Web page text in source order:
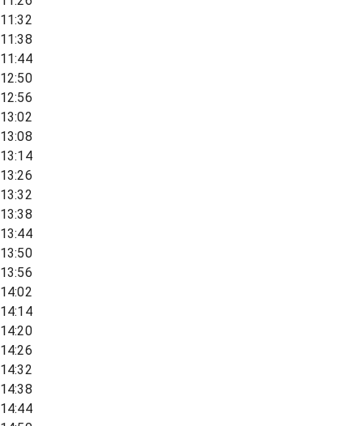
11:32
11:38
11:44
12:50
12:56
13:02
13:08
13:14
13:26
13:32
13:38
13:44
13:50
13:56
14:02
14:14
14:20
14:26
14:32
14:38
14:44